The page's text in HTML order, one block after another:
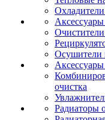
Охладители
Очистители
Осушители
очистка
Радиаторы